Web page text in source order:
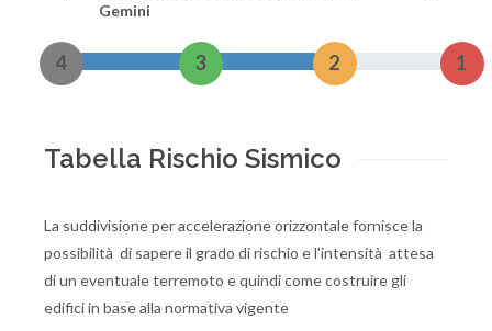
Gemini
4 3 2 1
Tabella Rischio Sismico
La suddivisione per accelerazione orizzontale fornisce la
possibilità di sapere il grado di rischio e l'intensità attesa
di un eventuale terremoto e quindi come costruire gli
edifici in base alla normativa vigente